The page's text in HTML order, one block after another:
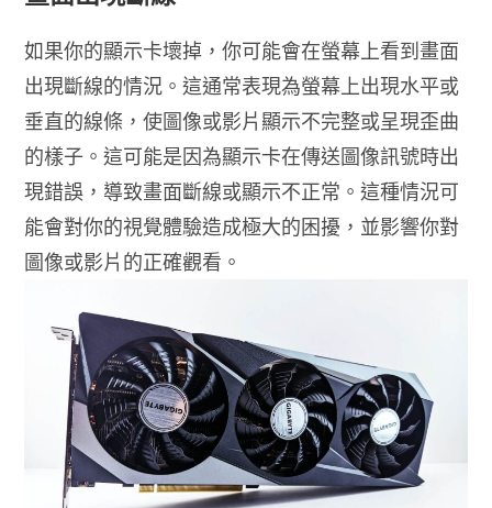
如果你的顯示卡壞掉，你可能會在螢幕上看到畫面
出現斷線的情況。這通常表現為螢幕上出現水平或
垂直的線條，使圖像或影片顯示不完整或呈現歪曲
的樣子。這可能是因為顯示卡在傳送圖像訊號時出
現錯誤，導致畫面斷線或顯示不正常。這種情況可
能會對你的視覺體驗造成極大的困擾，並影響你對
圖像或影片的正確觀看。